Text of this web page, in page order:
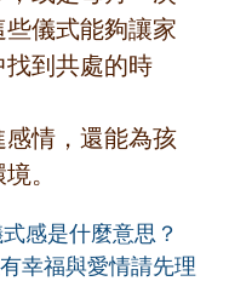
儀式能夠讓家
找到共處的時
情，還能為孩
。
感是什麼意思？
幸福與愛情請先理